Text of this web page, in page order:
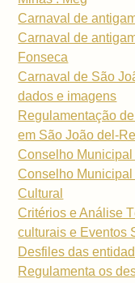
Carnaval de
Carnaval de
Fonseca
Carnaval de São
dados e imagens
Regulamentação
em São João del-
Conselho
Conselho
Cultural
Critérios e Análise
culturais e Eventos
Desfiles das
Regulamenta os